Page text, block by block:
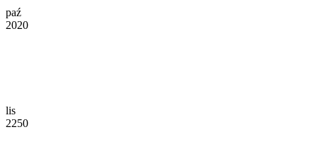
paź
2020
lis
2250